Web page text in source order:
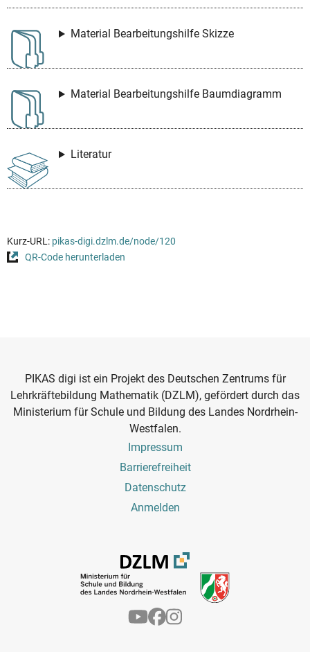
Material Bearbeitungshilfe Skizze
Material Bearbeitungshilfe Baumdiagramm
Literatur
Kurz-URL: pikas-digi.dzlm.de/node/120
QR-Code herunterladen
PIKAS digi ist ein Projekt des Deutschen Zentrums für
Lehrkräftebildung Mathematik (DZLM), gefördert durch das
Ministerium für Schule und Bildung des Landes Nordrhein-
Westfalen.
Impressum
Barrierefreiheit
Datenschutz
Anmelden